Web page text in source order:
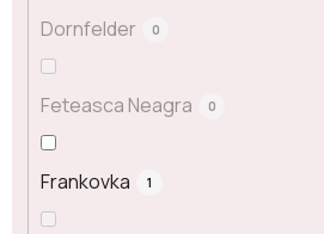
Dornfelder 0
Feteasca Neagra 0
Frankovka 1